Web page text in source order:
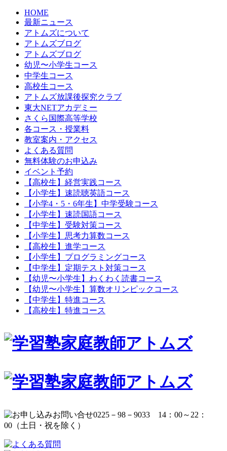
HOME
最新ニュース
アトムズについて
アトムズブログ
アトムズブログ
幼児〜小学生コース
中学生コース
高校生コース
アトムズ放課後探究クラブ
東大NETアカデミー
さくら国際高等学校
各コース・授業料
教室案内・アクセス
よくある質問
無料体験のお申込み
イベント予約
【高校生】経営実践コース
【小学生】速読聴英語コース
【小学4・5・6年生】中学受験コース
【小学生】速読国語コース
【中学生】受験対策コース
【小学生】思考力算数コース
【高校生】進学コース
【小学生】プログラミングコース
【中学生】定期テスト対策コース
【幼児〜小学生】わくわく読書コース
【幼児〜小学生】算数オリンピックコース
【中学生】特進コース
【高校生】特進コース